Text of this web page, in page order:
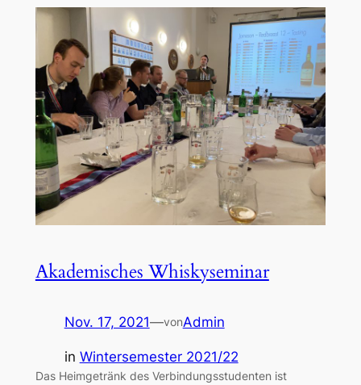
Akademisches Whiskyseminar
Nov. 17, 2021—vonAdmin
in Wintersemester 2021/22
Das Heimgetränk des Verbindungsstudenten ist